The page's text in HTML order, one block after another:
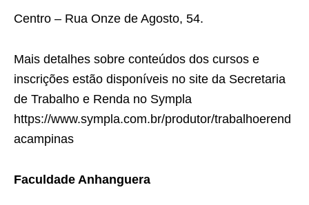
Centro – Rua Onze de Agosto, 54.
Mais detalhes sobre conteúdos dos cursos e
inscrições estão disponíveis no site da Secretaria
de Trabalho e Renda no Sympla
https://www.sympla.com.br/produtor/trabalhoerend
acampinas
Faculdade Anhanguera